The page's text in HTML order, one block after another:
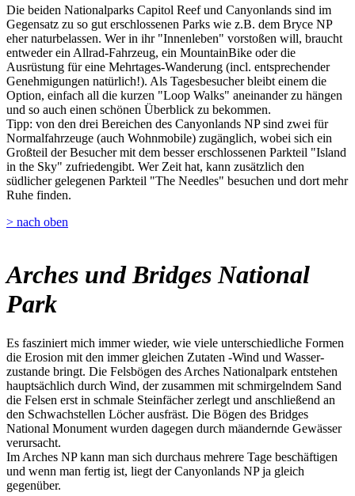
Die beiden Nationalparks Capitol Reef und Canyonlands sind im
Gegensatz zu so gut erschlossenen Parks wie z.B. dem Bryce NP
eher naturbelassen. Wer in ihr "Innenleben" vorstoßen will, braucht
entweder ein Allrad-Fahrzeug, ein MountainBike oder die
Ausrüstung für eine Mehrtages-Wanderung (incl. entsprechender
Genehmigungen natürlich!). Als Tagesbesucher bleibt einem die
Option, einfach all die kurzen "Loop Walks" aneinander zu hängen
und so auch einen schönen Überblick zu bekommen.
Tipp: von den drei Bereichen des Canyonlands NP sind zwei für
Normalfahrzeuge (auch Wohnmobile) zugänglich, wobei sich ein
Großteil der Besucher mit dem besser erschlossenen Parkteil "Island
in the Sky" zufriedengibt. Wer Zeit hat, kann zusätzlich den
südlicher gelegenen Parkteil "The Needles" besuchen und dort mehr
Ruhe finden.
> nach oben
Arches und Bridges National
Park
Es fasziniert mich immer wieder, wie viele unterschiedliche Formen
die Erosion mit den immer gleichen Zutaten -Wind und Wasser-
zustande bringt. Die Felsbögen des Arches Nationalpark entstehen
hauptsächlich durch Wind, der zusammen mit schmirgelndem Sand
die Felsen erst in schmale Steinfächer zerlegt und anschließend an
den Schwachstellen Löcher ausfräst. Die Bögen des Bridges
National Monument wurden dagegen durch mäandernde Gewässer
verursacht.
Im Arches NP kann man sich durchaus mehrere Tage beschäftigen
und wenn man fertig ist, liegt der Canyonlands NP ja gleich
gegenüber.